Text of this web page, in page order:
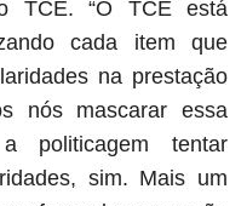
TCE. “O TCE está
cada item que
na prestação
nós mascarar essa
politicagem tentar
sim. Mais um